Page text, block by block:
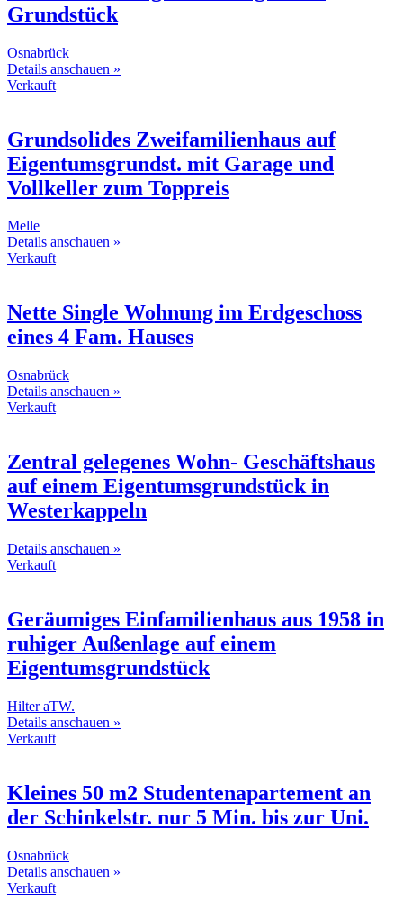
Grundstück
Osnabrück
Details anschauen »
Verkauft
Grundsolides Zweifamilienhaus auf
Eigentumsgrundst. mit Garage und
Vollkeller zum Toppreis
Melle
Details anschauen »
Verkauft
Nette Single Wohnung im Erdgeschoss
eines 4 Fam. Hauses
Osnabrück
Details anschauen »
Verkauft
Zentral gelegenes Wohn- Geschäftshaus
auf einem Eigentumsgrundstück in
Westerkappeln
Details anschauen »
Verkauft
Geräumiges Einfamilienhaus aus 1958 in
ruhiger Außenlage auf einem
Eigentumsgrundstück
Hilter aTW.
Details anschauen »
Verkauft
Kleines 50 m2 Studentenapartement an
der Schinkelstr. nur 5 Min. bis zur Uni.
Osnabrück
Details anschauen »
Verkauft